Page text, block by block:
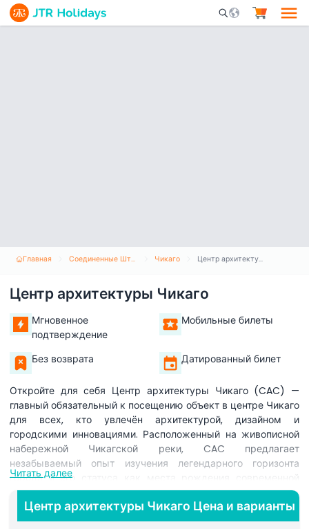
Mobile Search
Главная Соединенные Штаты Америки Чикаго Центр архитектуры Чикаго
Центр архитектуры Чикаго
Мгновенное
подтверждение
Мобильные билеты
Без возврата Датированный билет
Откройте для себя Центр архитектуры Чикаго (CAC) —
главный обязательный к посещению объект в центре Чикаго
для всех, кто увлечён архитектурой, дизайном и
городскими инновациями. Расположенный на живописной
набережной Чикагской реки, CAC предлагает
незабываемый опыт изучения легендарного горизонта
города и его статуса как места рождения современной
архитектуры. Эта ведущая достопримечательность Чикаго
включает захватывающие выставки, в том числе
впечатляющую масштабную модель города с более чем
Читать далее
Центр архитектуры Чикаго Цена и варианты